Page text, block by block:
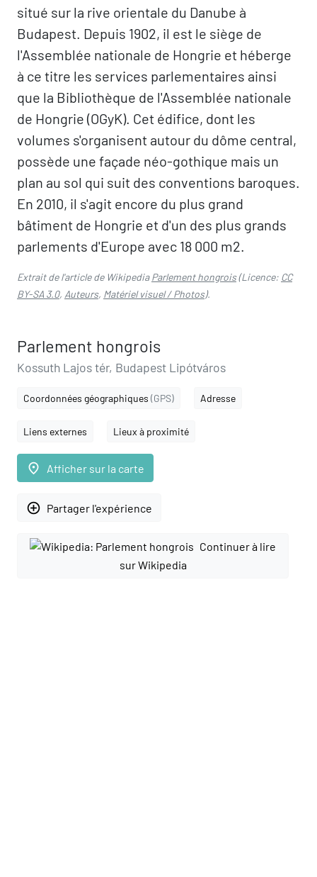
situé sur la rive orientale du Danube à
Budapest. Depuis 1902, il est le siège de
l'Assemblée nationale de Hongrie et héberge
à ce titre les services parlementaires ainsi
que la Bibliothèque de l'Assemblée nationale
de Hongrie (OGyK). Cet édifice, dont les
volumes s'organisent autour du dôme central,
possède une façade néo-gothique mais un
plan au sol qui suit des conventions baroques.
En 2010, il s'agit encore du plus grand
bâtiment de Hongrie et d'un des plus grands
parlements d'Europe avec 18 000 m2.
Extrait de l'article de WikipediaParlement hongrois(Licence: CC
BY-SA 3.0, Auteurs, Matériel visuel / Photos).
Parlement hongrois
Kossuth Lajos tér, Budapest Lipótváros
Coordonnées géographiques (GPS) Adresse
Liens externes Lieux à proximité
place Afficher sur la carte
add_circle_outline Partager l'expérience
Continuer à lire
sur Wikipedia